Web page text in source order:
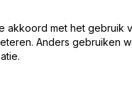
akkoord met het gebruik
Anders gebruiken